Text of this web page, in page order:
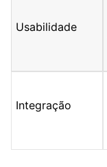
Usabilidade
Integração